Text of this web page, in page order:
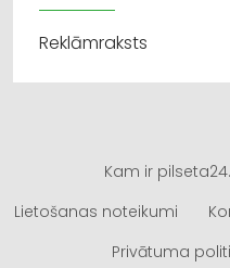
Reklāmraksts
Kam ir
Lietošanas noteikumi
Privātuma